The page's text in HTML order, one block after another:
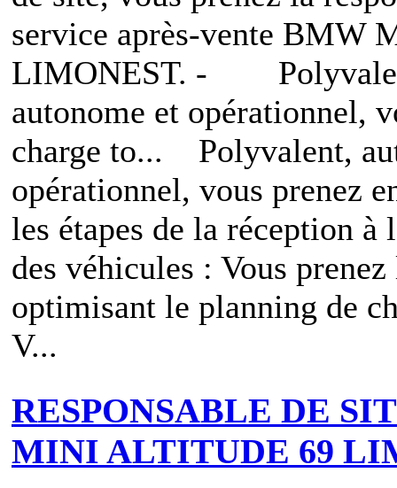
service après-vente BMW
LIMONEST. -
autonome et opérationnel,
charge to... Polyvalent,
opérationnel, vous prenez
les étapes de la réception à
des véhicules : Vous
optimisant le planning de
V...
RESPONSABLE DE
MINI ALTITUDE 69